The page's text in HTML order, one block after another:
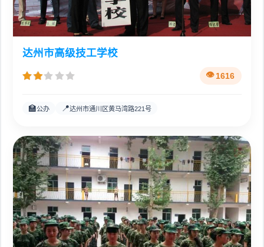
达州市高级技工学校
1616
🏫公办 📍达州市通川区黄马湾路221号